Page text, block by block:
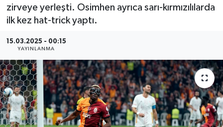
zirveye yerleşti. Osimhen ayrıca sarı-kırmızılılarda
ilk kez hat-trick yaptı.
15.03.2025 - 00:15
YAYINLANMA
KÜLTÜR SANAT
SAĞLIK
BİLİM VE TEKNOLOJİ
OTOMOBİL
KURUMSAL
Haber Arşivi